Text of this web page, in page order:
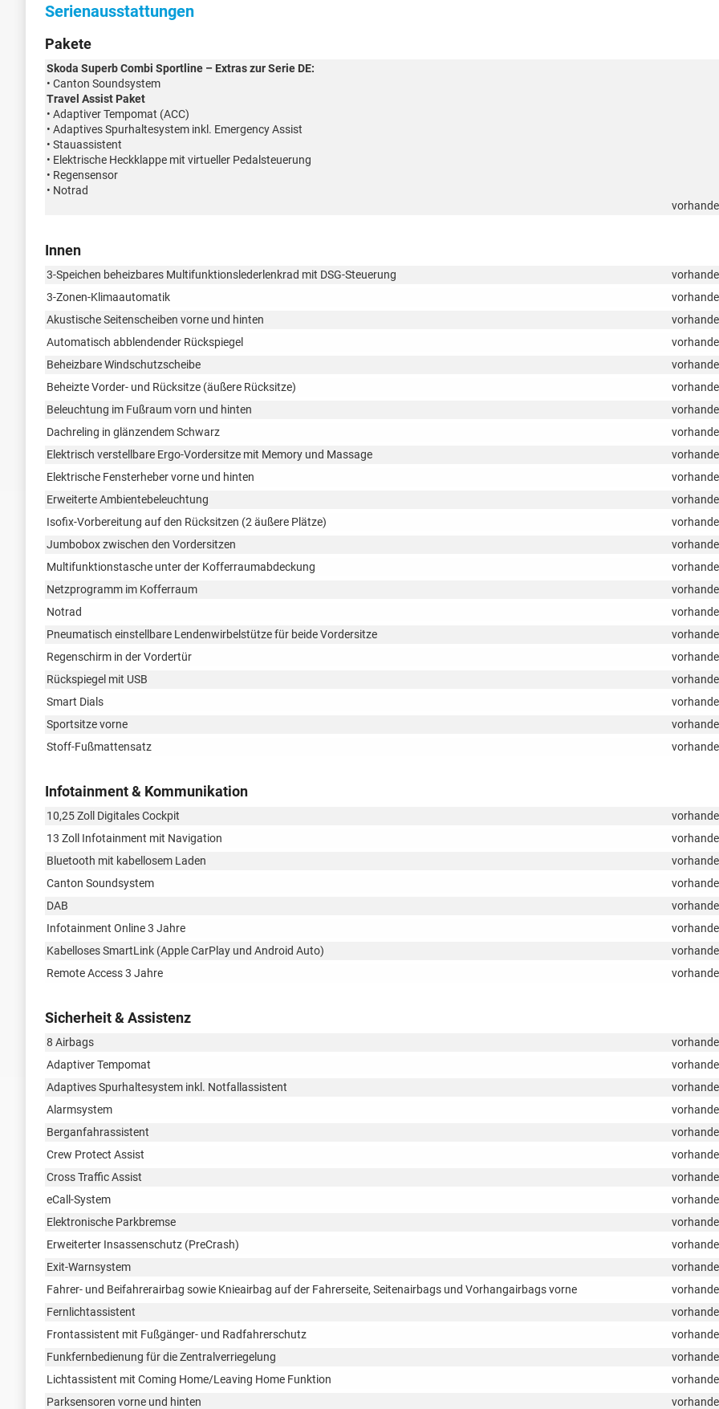
Serienausstattungen
Pakete
Skoda Superb Combi Sportline – Extras zur Serie DE:
• Canton Soundsystem
Travel Assist Paket
• Adaptiver Tempomat (ACC)
• Adaptives Spurhaltesystem inkl. Emergency Assist
• Stauassistent
• Elektrische Heckklappe mit virtueller Pedalsteuerung
• Regensensor
• Notrad
Innen
3-Speichen beheizbares Multifunktionslederlenkrad mit DSG-Steuerung
3-Zonen-Klimaautomatik
Akustische Seitenscheiben vorne und hinten
Automatisch abblendender Rückspiegel
Beheizbare Windschutzscheibe
Beheizte Vorder- und Rücksitze (äußere Rücksitze)
Beleuchtung im Fußraum vorn und hinten
Dachreling in glänzendem Schwarz
Elektrisch verstellbare Ergo-Vordersitze mit Memory und Massage
Elektrische Fensterheber vorne und hinten
Erweiterte Ambientebeleuchtung
Isofix-Vorbereitung auf den Rücksitzen (2 äußere Plätze)
Jumbobox zwischen den Vordersitzen
Multifunktionstasche unter der Kofferraumabdeckung
Netzprogramm im Kofferraum
Notrad
Pneumatisch einstellbare Lendenwirbelstütze für beide Vordersitze
Regenschirm in der Vordertür
Rückspiegel mit USB
Smart Dials
Sportsitze vorne
Stoff-Fußmattensatz
Infotainment & Kommunikation
10,25 Zoll Digitales Cockpit
13 Zoll Infotainment mit Navigation
Bluetooth mit kabellosem Laden
Canton Soundsystem
DAB
Infotainment Online 3 Jahre
Kabelloses SmartLink (Apple CarPlay und Android Auto)
Remote Access 3 Jahre
Sicherheit & Assistenz
8 Airbags
Adaptiver Tempomat
Adaptives Spurhaltesystem inkl. Notfallassistent
Alarmsystem
Berganfahrassistent
Crew Protect Assist
Cross Traffic Assist
eCall-System
Elektronische Parkbremse
Erweiterter Insassenschutz (PreCrash)
Exit-Warnsystem
Fahrer- und Beifahrerairbag sowie Knieairbag auf der Fahrerseite, Seitenairbags und Vorhangairbags vorne
Fernlichtassistent
Frontassistent mit Fußgänger- und Radfahrerschutz
Funkfernbedienung für die Zentralverriegelung
Lichtassistent mit Coming Home/Leaving Home Funktion
Parksensoren vorne und hinten